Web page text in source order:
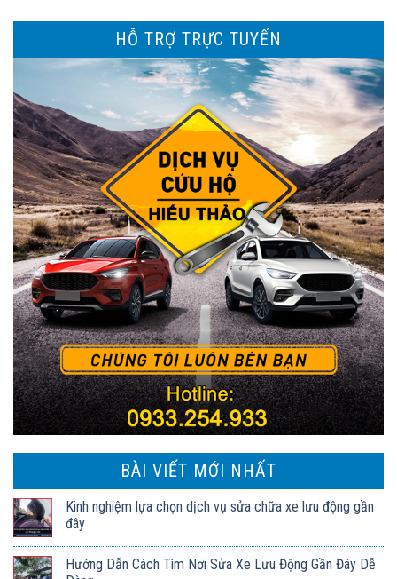
HỖ TRỢ TRỰC TUYẾN
BÀI VIẾT MỚI NHẤT
Kinh nghiệm lựa chọn dịch vụ sửa chữa xe lưu động gần
đây
Hướng Dẫn Cách Tìm Nơi Sửa Xe Lưu Động Gần Đây Dễ